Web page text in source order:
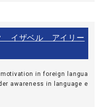
イザベル アイリー
in foreign langua
awareness in language e